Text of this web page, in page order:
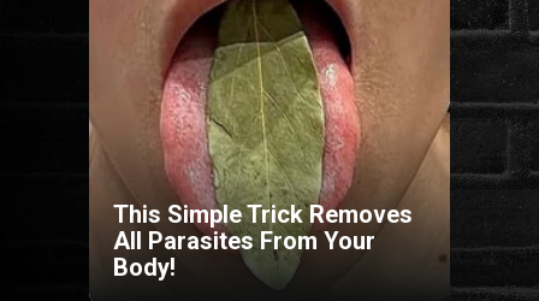
This Simple Trick Removes
All Parasites From Your
Body!